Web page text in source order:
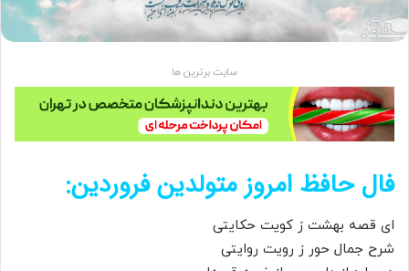
سایت برترین ها
فال حافظ امروز متولدین فروردین:
ای قصه بهشت ز کویت حکایتی
شرح جمال حور ز رویت روایتی